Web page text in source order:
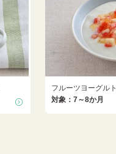
フルーツヨーグルト
対象：7～8か月